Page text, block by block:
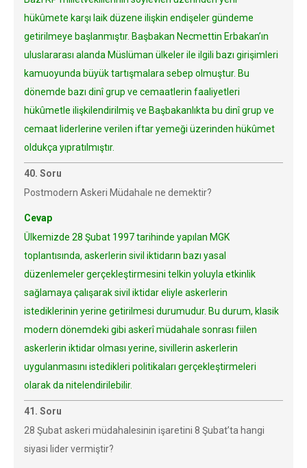
hükûmete karşı laik düzene ilişkin endişeler gündeme
getirilmeye başlanmıştır. Başbakan Necmettin Erbakan’ın
uluslararası alanda Müslüman ülkeler ile ilgili bazı girişimleri
kamuoyunda büyük tartışmalara sebep olmuştur. Bu
dönemde bazı dinî grup ve cemaatlerin faaliyetleri
hükûmetle ilişkilendirilmiş ve Başbakanlıkta bu dinî grup ve
cemaat liderlerine verilen iftar yemeği üzerinden hükûmet
oldukça yıpratılmıştır.
40. Soru
Postmodern Askeri Müdahale ne demektir?
Cevap
Ülkemizde 28 Şubat 1997 tarihinde yapılan MGK
toplantısında, askerlerin sivil iktidarın bazı yasal
düzenlemeler gerçekleştirmesini telkin yoluyla etkinlik
sağlamaya çalışarak sivil iktidar eliyle askerlerin
istediklerinin yerine getirilmesi durumudur. Bu durum, klasik
modern dönemdeki gibi askerî müdahale sonrası fiilen
askerlerin iktidar olması yerine, sivillerin askerlerin
uygulanmasını istedikleri politikaları gerçekleştirmeleri
olarak da nitelendirilebilir.
41. Soru
28 Şubat askeri müdahalesinin işaretini 8 Şubat’ta hangi
siyasi lider vermiştir?